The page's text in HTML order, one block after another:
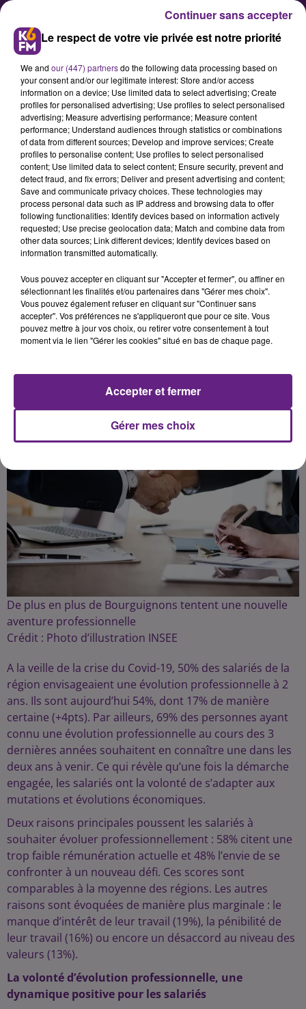
De plus en plus de Bourguignons
tentent une nouvelle aventure
professionnelle
Une étude IFOP / réseau EVA révèle
que de plus en plus de salariés de
Bourgogne-Franche-Comté tentent
professionnelle pour faire
progresser leur rémunération ou se
confronter à un nouveau défi.
De plus en plus de Bourguignons tentent une nouvelle
aventure professionnelle
Crédit : Photo d’illustration INSEE
A la veille de la crise du Covid-19, 50% des salariés de la
région envisageaient une évolution professionnelle à 2
ans. Ils sont aujourd’hui 54%, dont 17% de manière
certaine (+4pts). Par ailleurs, 69% des personnes ayant
connu une évolution professionnelle au cours des 3
dernières années souhaitent en connaître une dans les
deux ans à venir. Ce qui révèle qu’une fois la démarche
engagée, les salariés ont la volonté de s’adapter aux
mutations et évolutions économiques.
Deux raisons principales poussent les salariés à
souhaiter évoluer professionnellement : 58% citent une
trop faible rémunération actuelle et 48% l’envie de se
confronter à un nouveau défi. Ces scores sont
comparables à la moyenne des régions. Les autres
raisons sont évoquées de manière plus marginale : le
manque d’intérêt de leur travail (19%), la pénibilité de
leur travail (16%) ou encore un désaccord au niveau des
valeurs (13%).
La volonté d’évolution professionnelle, une
dynamique positive pour les salariés
Le respect de votre vie privée est notre priorité
We and our (447) partnersdo the following data processing based on
your consent and/or our legitimate interest: Store and/or access
information on a device; Use limited data to select advertising; Create
profiles for personalised advertising; Use profiles to select personalised
advertising; Measure advertising performance; Measure content
performance; Understand audiences through statistics or combinations
of data from different sources; Develop and improve services; Create
profiles to personalise content; Use profiles to select personalised
content; Use limited data to select content; Ensure security, prevent and
detect fraud, and fix errors; Deliver and present advertising and content;
Save and communicate privacy choices. These technologies may
process personal data such as IP address and browsing data to offer
following functionalities: Identify devices based on information actively
requested; Use precise geolocation data; Match and combine data from
other data sources; Link different devices; Identify devices based on
information transmitted automatically.
Vous pouvez accepter en cliquant sur "Accepter et fermer", ou affiner en
sélectionnant les finalités et/ou partenaires dans "Gérer mes choix".
Vous pouvez également refuser en cliquant sur "Continuer sans
accepter". Vos préférences ne s'appliqueront que pour ce site. Vous
pouvez mettre à jour vos choix, ou retirer votre consentement à tout
moment via le lien "Gérer les cookies" situé en bas de chaque page.
Gérer mes choix
Accepter et fermer
Continuer sans accepter